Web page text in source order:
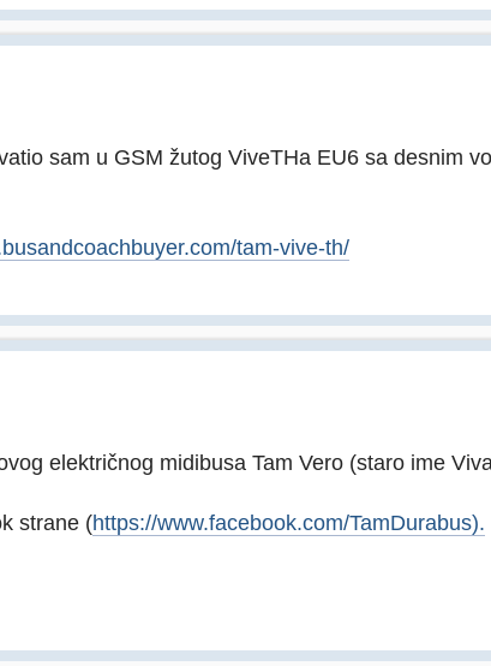
sam u GSM žutog ViveTHa EU6 sa desnim
tam-vive-th/
električnog midibusa Tam Vero (staro ime
strane (https://www.facebook.com/TamDurabus).